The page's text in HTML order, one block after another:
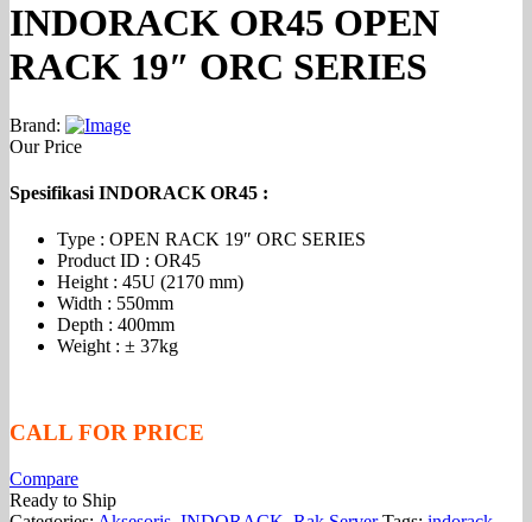
INDORACK OR45 OPEN
RACK 19″ ORC SERIES
Brand:
Our Price
Spesifikasi INDORACK OR45 :
Type : OPEN RACK 19″ ORC SERIES
Product ID : OR45
Height : 45U (2170 mm)
Width : 550mm
Depth : 400mm
Weight : ± 37kg
CALL FOR PRICE
Compare
Ready to Ship